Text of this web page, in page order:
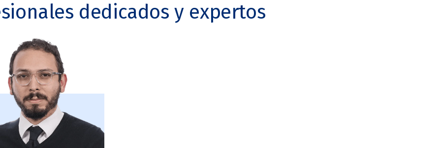
dedicados y expertos